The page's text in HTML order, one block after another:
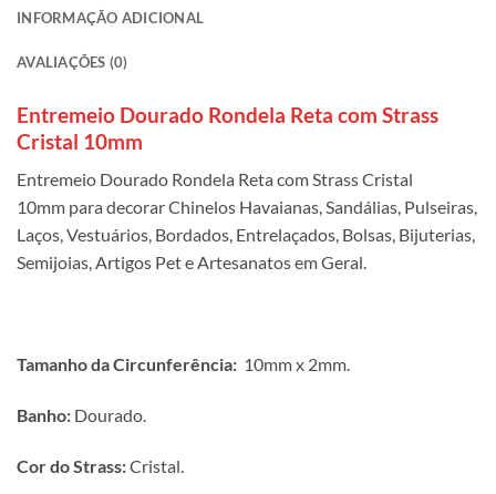
INFORMAÇÃO ADICIONAL
AVALIAÇÕES (0)
Entremeio Dourado Rondela Reta com Strass
Cristal 10mm
Entremeio Dourado Rondela Reta com Strass Cristal
10mm para decorar Chinelos Havaianas, Sandálias, Pulseiras,
Laços, Vestuários, Bordados, Entrelaçados, Bolsas, Bijuterias,
Semijoias, Artigos Pet e Artesanatos em Geral.
Tamanho da Circunferência: 10mm x 2mm.
Banho: Dourado.
Cor do Strass:Cristal.